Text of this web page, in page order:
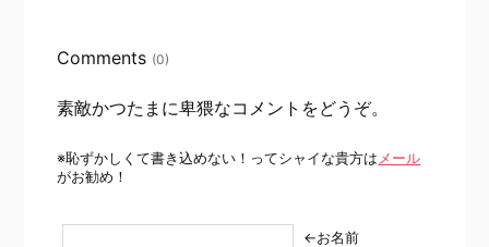
Comments (0)
素敵かつたまに卑猥なコメントをどうぞ。
※恥ずかしくて書き込めない！ってシャイな貴方は メール
がお勧め！
←お名前